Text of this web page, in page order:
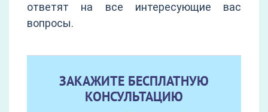
ответят на все интересующие вас
вопросы.
ЗАКАЖИТЕ БЕСПЛАТНУЮ
КОНСУЛЬТАЦИЮ